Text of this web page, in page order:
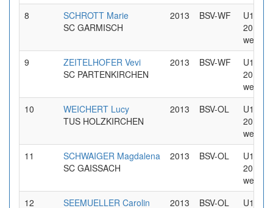
8
SCHROTT Marie
SC GARMISCH
2013 BSV-WF
U14 Jg
2013
weiblich
9
ZEITELHOFER Vevi
SC PARTENKIRCHEN
2013 BSV-WF
U14 Jg
2013
weiblich
10
WEICHERT Lucy
TUS HOLZKIRCHEN
2013 BSV-OL
U14 Jg
2013
weiblich
11
SCHWAIGER Magdalena
SC GAISSACH
2013 BSV-OL
U14 Jg
2013
weiblich
12
SEEMUELLER Carolin
2013 BSV-OL
U14 Jg